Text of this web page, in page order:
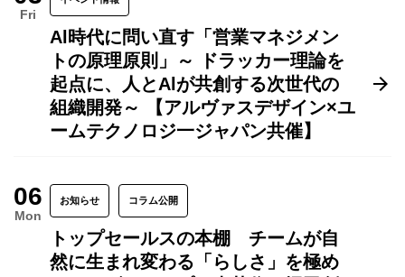
Fri
Al時代に問い直す「営業マネジメン
トの原理原則」～ ドラッカー理論を
起点に、人とAlが共創する次世代の
組織開発～ 【アルヴァスデザイン×ユ
ームテクノロジ一ジャパン共催】
06
Mon
お知らせ コラム公開
トップセールスの本棚 チームが自
然に生まれ変わる「らしさ」を極め